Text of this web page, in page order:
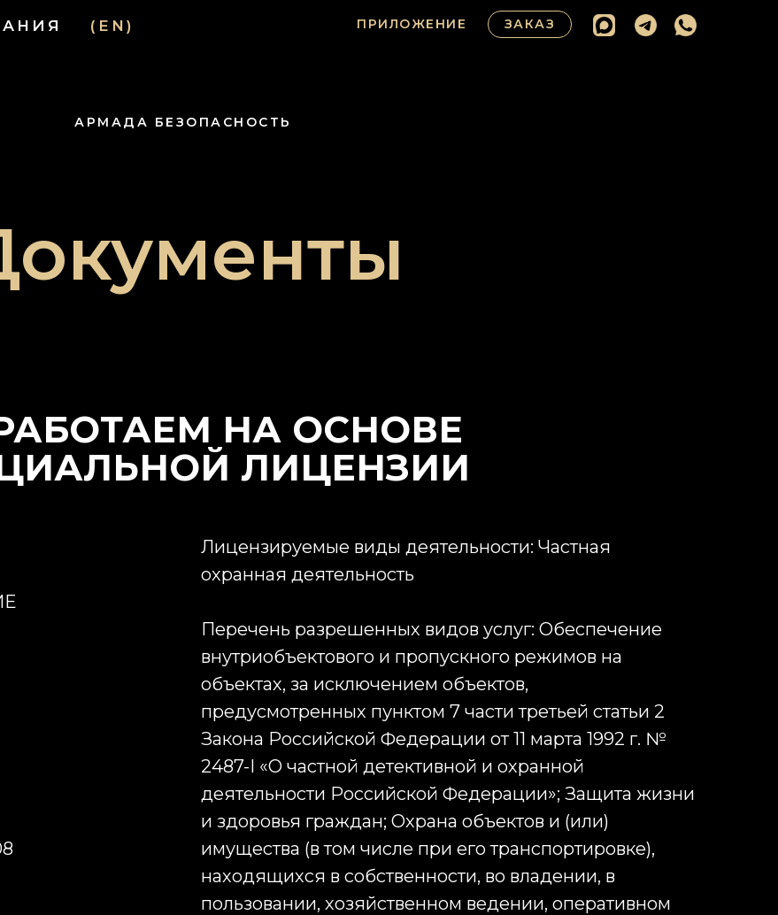
(EN) ПРИЛОЖЕНИЕ ЗАКАЗ
АРМАДА БЕЗОПАСНОСТЬ
НА ОСНОВЕ
ЛИЦЕНЗИИ
Лицензируемые виды деятельности: Частная
охранная деятельность
Перечень разрешенных видов услуг: Обеспечение
внутриобъектового и пропускного режимов на
объектах, за исключением объектов,
предусмотренных пунктом 7 части третьей статьи 2
Закона Российской Федерации от 11 марта 1992 г. №
2487-I «О частной детективной и охранной
деятельности Российской Федерации»; Защита жизни
и здоровья граждан; Охрана объектов и (или)
имущества (в том числе при его транспортировке),
находящихся в собственности, во владении, в
пользовании, хозяйственном ведении, оперативном